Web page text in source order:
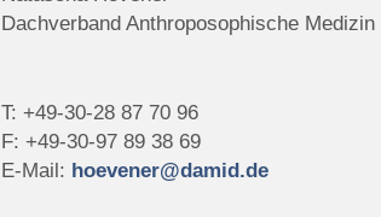
Dachverband Anthroposophische
T: +49-30-28 87 70 96
F: +49-30-97 89 38 69
E-Mail: hoevener@damid.de